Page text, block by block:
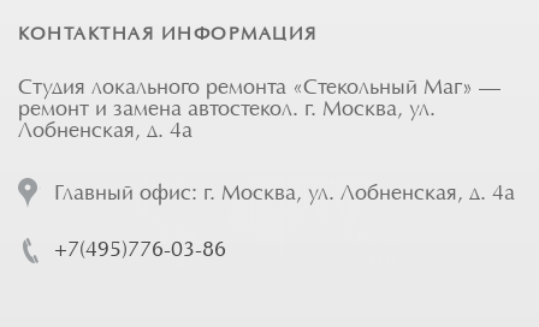
КОНТАКТНАЯ ИНФОРМАЦИЯ
Студия локального ремонта «Стекольный Маг» —
ремонт и замена автостекол. г. Москва, ул.
Лобненская, д. 4а
Главный офис: г. Москва, ул. Лобненская, д. 4а
+7(495)776-03-86